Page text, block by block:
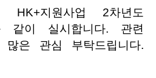
HK+지원사업 2차년도
같이 실시합니다. 관련
많은 관심 부탁드립니다.